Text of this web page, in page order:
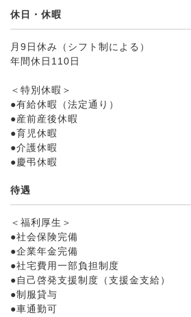
休日・休暇
月9日休み（シフト制による）
年間休日110日
＜特別休暇＞
●有給休暇（法定通り）
●産前産後休暇
●育児休暇
●介護休暇
●慶弔休暇
待遇
＜福利厚生＞
●社会保険完備
●企業年金完備
●社宅費用一部負担制度
●自己啓発支援制度（支援金支給）
●制服貸与
●車通勤可